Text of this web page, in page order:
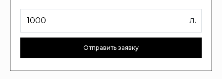
л.
Отправить заявку